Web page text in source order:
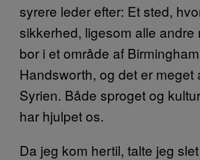
syrere leder efter: Et sted,
sikkerhed, ligesom alle andre
bor i et område af
Handsworth, og det er meget
Syrien. Både sproget og
har hjulpet os.
Da jeg kom hertil, talte jeg